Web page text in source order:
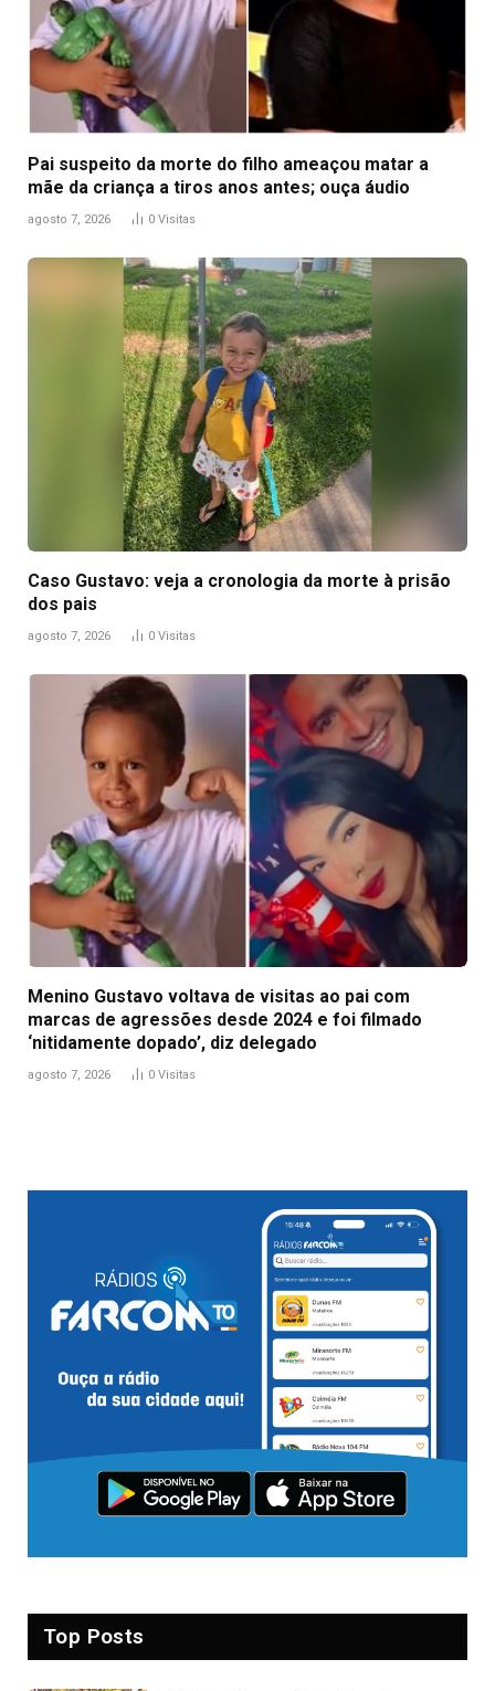
Pai suspeito da morte do filho ameaçou matar a
mãe da criança a tiros anos antes; ouça áudio
agosto 7, 2026 0 Visitas
Caso Gustavo: veja a cronologia da morte à prisão
dos pais
agosto 7, 2026 0 Visitas
Menino Gustavo voltava de visitas ao pai com
marcas de agressões desde 2024 e foi filmado
‘nitidamente dopado’, diz delegado
agosto 7, 2026 0 Visitas
Top Posts